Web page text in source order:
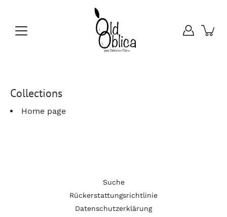
Collections
Home page
Suche
Rückerstattungsrichtlinie
Datenschutzerklärung